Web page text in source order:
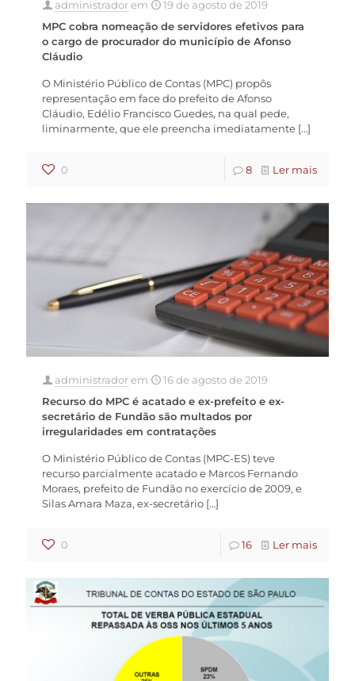
administradorem
19 de agosto de 2019
MPC cobra nomeação de servidores efetivos para
o cargo de procurador do município de Afonso
Cláudio
O Ministério Público de Contas (MPC) propôs
representação em face do prefeito de Afonso
Cláudio, Edélio Francisco Guedes, na qual pede,
liminarmente, que ele preencha imediatamente […]
0 8 Ler mais
administradorem
16 de agosto de 2019
Recurso do MPC é acatado e ex-prefeito e ex-
secretário de Fundão são multados por
irregularidades em contratações
O Ministério Público de Contas (MPC-ES) teve
recurso parcialmente acatado e Marcos Fernando
Moraes, prefeito de Fundão no exercício de 2009, e
Silas Amara Maza, ex-secretário […]
0 16 Ler mais